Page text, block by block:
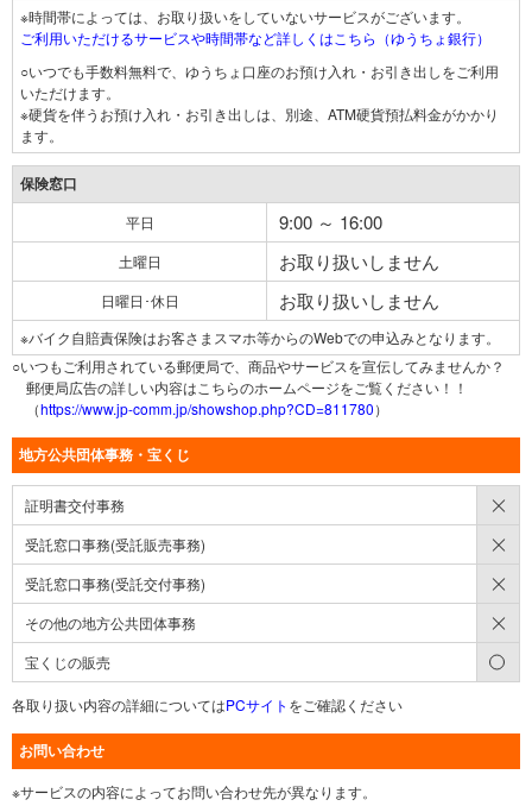
※時間帯によっては、お取り扱いをしていないサービスがございます。
ご利用いただけるサービスや時間帯など詳しくはこちら（ゆうちょ銀行）
○いつでも手数料無料で、ゆうちょ口座のお預け入れ・お引き出しをご利用
いただけます。
※硬貨を伴うお預け入れ・お引き出しは、別途、ATM硬貨預払料金がかかり
ます。
保険窓口
平日 9:00 ～ 16:00
土曜日 お取り扱いしません
日曜日･休日 お取り扱いしません
※バイク自賠責保険はお客さまスマホ等からのWebでの申込みとなります。
○いつもご利用されている郵便局で、商品やサービスを宣伝してみませんか？
郵便局広告の詳しい内容はこちらのホームページをご覧ください！！
（https://www.jp-comm.jp/showshop.php?CD=811780）
地方公共団体事務・宝くじ
証明書交付事務
受託窓口事務(受託販売事務)
受託窓口事務(受託交付事務)
その他の地方公共団体事務
宝くじの販売
各取り扱い内容の詳細についてはPCサイト をご確認ください
お問い合わせ
※サービスの内容によってお問い合わせ先が異なります。